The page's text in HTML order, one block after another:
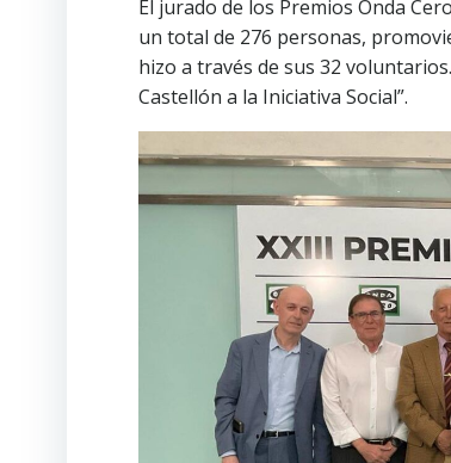
El jurado de los Premios Onda
un total de 276 personas,
hizo a través de sus 32
Castellón a la Iniciativa Social”.